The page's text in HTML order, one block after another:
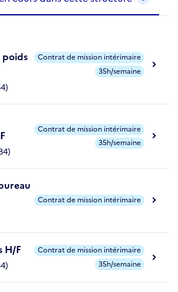
poids
Contrat de mission intérimaire
35h/semaine
Contrat de mission intérimaire
35h/semaine
Contrat de mission intérimaire
H/F
Contrat de mission intérimaire
35h/semaine